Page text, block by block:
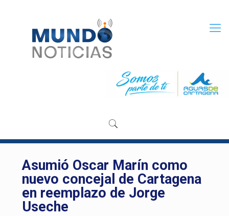
Asumió Oscar Marín como
nuevo concejal de Cartagena
en reemplazo de Jorge
Useche